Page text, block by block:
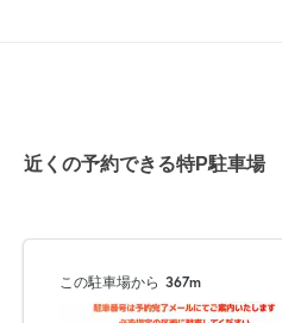
近くの予約できる特P駐車場
この駐車場から 367m